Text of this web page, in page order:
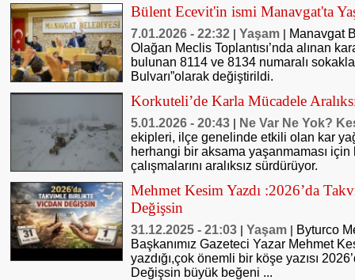
Bülent Ecevit'in ismi Manavgat'ta
7.01.2026 - 22:32 Yaşam
Manavgat
Olağan Meclis Toplantısı’nda alınan
bulunan 8114 ve 8134 numaralı
Bulvarı”olarak değiştirildi.
Korkuteli’de Karla Mücadele
5.01.2026 - 20:43
Ne Var Ne Yok?
ekipleri, ilçe genelinde etkili olan kar
herhangi bir aksama yaşanmaması
çalışmalarını aralıksız sürdürüyor.
Mehmet Kesim Yazdı :2026’da
Değişsin
31.12.2025 - 21:03 Yaşam
Byturco
Başkanımız Gazeteci Yazar Mehmet
yazdığı,çok önemli bir köşe yazısı
Değişsin büyük beğeni ...